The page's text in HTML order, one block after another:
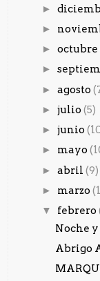
►
►
► octubre
►
► agosto
► julio (5)
► junio
► mayo
► abril (9)
► marzo
▼ febrero
Noche y
Abrigo